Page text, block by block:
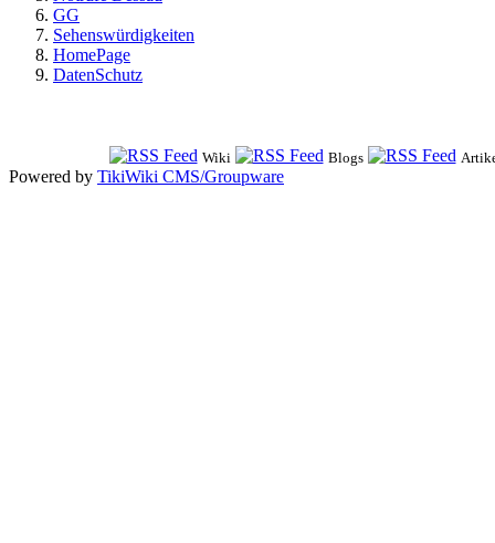
GG
Sehenswürdigkeiten
HomePage
DatenSchutz
Wiki Blogs
Powered by TikiWiki CMS/Groupware